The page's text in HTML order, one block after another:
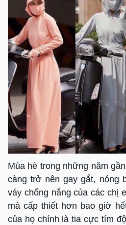
Mùa hè trong những năm
càng trở nên gay gắt, nóng
váy chống nắng của các chị
mà cấp thiết hơn bao giờ
của họ chính là tia cực tím